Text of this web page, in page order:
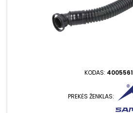
KODAS: 4005561
PREKĖS ŽENKLAS: